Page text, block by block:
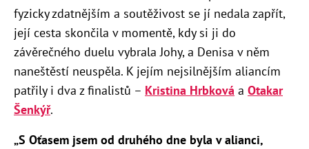
fyzicky zdatnějším a soutěživost se jí nedala zapřít,
její cesta skončila v momentě, kdy si ji do
závěrečného duelu vybrala Johy, a Denisa v něm
naneštěstí neuspěla. K jejím nejsilnějším aliancím
patřily i dva z finalistů – Kristina Hrbková a Otakar
Šenkýř.
„S Oťasem jsem od druhého dne byla v alianci,